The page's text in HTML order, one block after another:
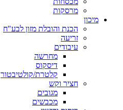
מרסקות
מיכון
הכנת והובלת מזון לבע"ח
זריעה
עיבודים
מחרשה
דיסקוס
קלטרת/קולטיבטור
חציר וקש
מגובים
מכבשים